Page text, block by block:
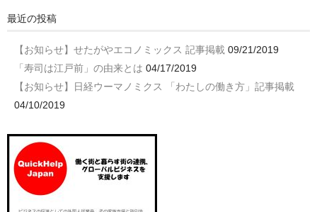
最近の投稿
【お知らせ】せたがやエコノミックス 記事掲載 09/21/2019
「寿司は江戸前」の由来とは 04/17/2019
【お知らせ】日経ウーマノミクス 「わたしの働き方」記事掲載
04/10/2019